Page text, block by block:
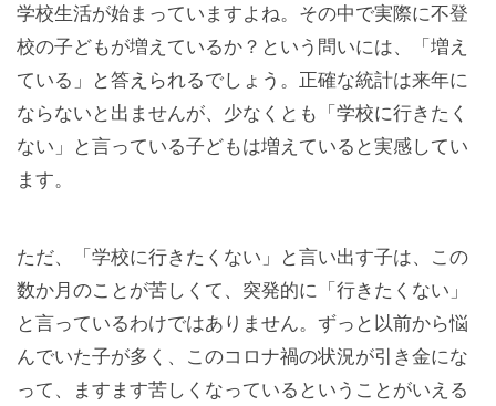
学校生活が始まっていますよね。その中で実際に不登
校の子どもが増えているか？という問いには、「増え
ている」と答えられるでしょう。正確な統計は来年に
ならないと出ませんが、少なくとも「学校に行きたく
ない」と言っている子どもは増えていると実感してい
ます。
ただ、「学校に行きたくない」と言い出す子は、この
数か月のことが苦しくて、突発的に「行きたくない」
と言っているわけではありません。ずっと以前から悩
んでいた子が多く、このコロナ禍の状況が引き金にな
って、ますます苦しくなっているということがいえる